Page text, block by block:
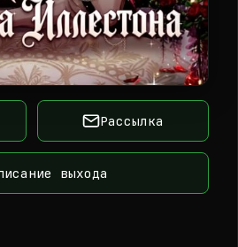
Рассылка
выхода